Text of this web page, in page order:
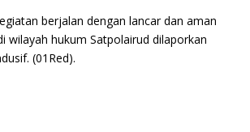
berjalan dengan lancar dan aman
wilayah hukum Satpolairud dilaporkan
(01Red).